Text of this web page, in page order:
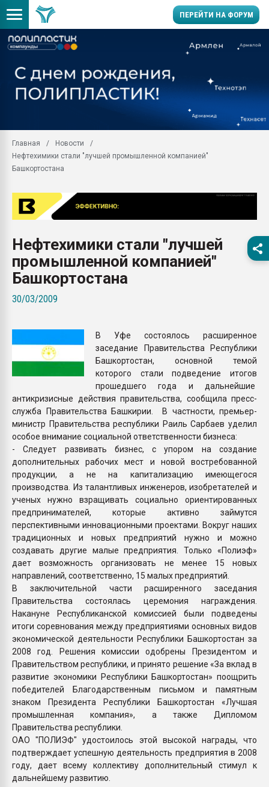
ПЕРЕЙТИ НА ФОРУМ
заводу пластмасс"
первый план в
28.07.2026
ситуацией на
Главная
Новости
Нефтехимики стали "лучшей промышленной компанией"
Башкортостана
Нефтехимики стали "лучшей
промышленной компанией"
Башкортостана
30/03/2009
В Уфе состоялось расширенное
заседание Правительства Республики
Башкортостан, основной темой
которого стали подведение итогов
прошедшего года и дальнейшие
антикризисные действия правительства, сообщила пресс-
служба Правительства Башкирии. В частности, премьер-
министр Правительства республики Раиль Сарбаев уделил
особое внимание социальной ответственности бизнеса:
- Следует развивать бизнес, с упором на создание
дополнительных рабочих мест и новой востребованной
продукции, а не на капитализацию имеющегося
производства. Из талантливых инженеров, изобретателей и
ученых нужно взращивать социально ориентированных
предпринимателей, которые активно займутся
перспективными инновационными проектами. Вокруг наших
традиционных и новых предприятий нужно и можно
создавать другие малые предприятия. Только «Полиэф»
дает возможность организовать не менее 15 новых
направлений, соответственно, 15 малых предприятий.
В заключительной части расширенного заседания
Правительства состоялась церемония награждения.
Накануне Республиканской комиссией были подведены
итоги соревнования между предприятиями основных видов
экономической деятельности Республики Башкортостан за
2008 год. Решения комиссии одобрены Президентом и
Правительством республики, и принято решение «За вклад в
развитие экономики Республики Башкортостан» поощрить
победителей Благодарственным письмом и памятным
знаком Президента Республики Башкортостан «Лучшая
промышленная компания», а также Дипломом
Правительства республики.
ОАО "ПОЛИЭФ" удостоилось этой высокой награды, что
подтверждает успешную деятельность предприятия в 2008
году, дает всему коллективу дополнительный стимул к
дальнейшему развитию.